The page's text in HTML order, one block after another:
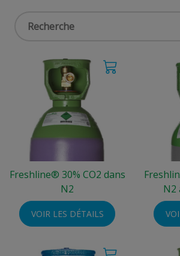
Freshline® 30% CO2 dans
N2
VOIR LES DÉTAILS
N2